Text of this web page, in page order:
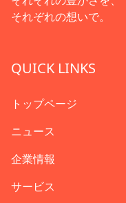
それぞれの想いで。
QUICK LINKS
トップページ
ニュース
企業情報
サービス